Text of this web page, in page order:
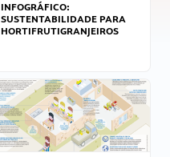
INFOGRÁFICO:
SUSTENTABILIDADE PARA
HORTIFRUTIGRANJEIROS